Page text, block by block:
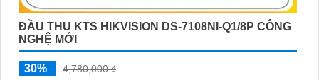
ĐẦU THU KTS HIKVISION DS-7108NI-Q1/8P CÔNG
NGHỆ MỚI
30%
4,780,000 ₫